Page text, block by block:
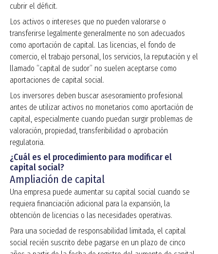
cubrir el déficit.
Los activos o intereses que no pueden valorarse o
transferirse legalmente generalmente no son adecuados
como aportación de capital. Las licencias, el fondo de
comercio, el trabajo personal, los servicios, la reputación y el
llamado “capital de sudor” no suelen aceptarse como
aportaciones de capital social.
Los inversores deben buscar asesoramiento profesional
antes de utilizar activos no monetarios como aportación de
capital, especialmente cuando puedan surgir problemas de
valoración, propiedad, transferibilidad o aprobación
regulatoria.
¿Cuál es el procedimiento para modificar el
capital social?
Ampliación de capital
Una empresa puede aumentar su capital social cuando se
requiera financiación adicional para la expansión, la
obtención de licencias o las necesidades operativas.
Para una sociedad de responsabilidad limitada, el capital
social recién suscrito debe pagarse en un plazo de cinco